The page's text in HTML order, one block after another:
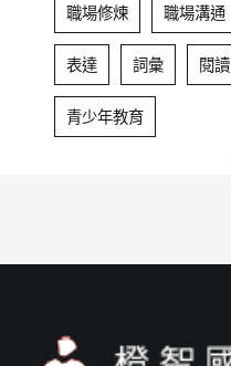
職場修煉 職場溝通
表達 詞彙 閱讀
青少年教育